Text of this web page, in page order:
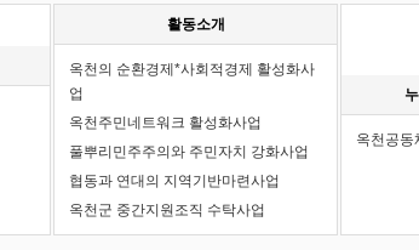
활동소개
옥천의 순환경제*사회적경제 활성화사
업
옥천주민네트워크 활성화사업
풀뿌리민주주의와 주민자치 강화사업
협동과 연대의 지역기반마련사업
옥천군 중간지원조직 수탁사업
옥천공동